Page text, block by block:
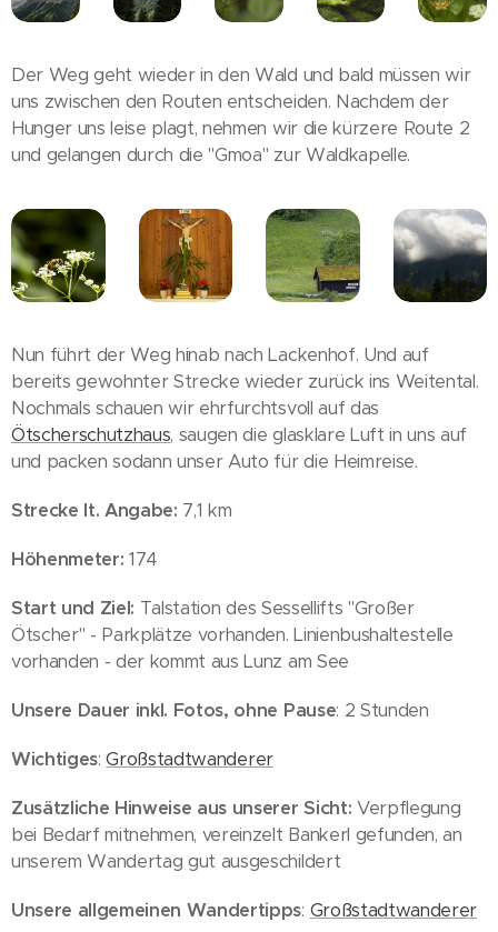
Der Weg geht wieder in den Wald und bald müssen wir
uns zwischen den Routen entscheiden. Nachdem der
Hunger uns leise plagt, nehmen wir die kürzere Route 2
und gelangen durch die "Gmoa" zur Waldkapelle.
Nun führt der Weg hinab nach Lackenhof. Und auf
bereits gewohnter Strecke wieder zurück ins Weitental.
Nochmals schauen wir ehrfurchtsvoll auf das
Ötscherschutzhaus, saugen die glasklare Luft in uns auf
und packen sodann unser Auto für die Heimreise.
Strecke lt. Angabe: 7,1 km
Höhenmeter: 174
Start und Ziel: Talstation des Sessellifts "Großer
Ötscher" - Parkplätze vorhanden. Linienbushaltestelle
vorhanden - der kommt aus Lunz am See
Unsere Dauer inkl. Fotos, ohne Pause: 2 Stunden
Wichtiges:Großstadtwanderer
Zusätzliche Hinweise aus unserer Sicht: Verpflegung
bei Bedarf mitnehmen, vereinzelt Bankerl gefunden, an
unserem Wandertag gut ausgeschildert
Unsere allgemeinen Wandertipps: Großstadtwanderer